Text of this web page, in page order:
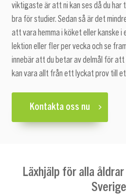
viktigaste är att ni kan ses då du har
bra för studier. Sedan så är det
att vara hemma i köket eller kanske i
lektion eller fler per vecka och se
innebär att du betar av delmål för
kan vara allt från ett lyckat prov till
Kontakta oss nu
Läxhjälp för alla
Sverige